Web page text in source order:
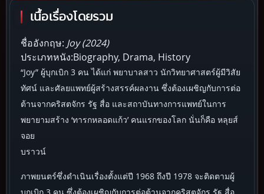
เนื้อเรื่องโดยรวม
ชื่ออังกฤษ: Joy (2024)
ประเภทหนัง:Biography, Drama, History
“Joy” ผู้บุกเบิก 3 คน ได้แก่ พยาบาลสาว นักวิทยาศาสตร์ผู้มีวิสัย
ทัศน์ และศัลยแพทย์ผู้สร้างสรรค์ผลงาน ซึ่งต้องเผชิญกับการต่อ
ต้านจากคริสตจักร รัฐ สื่อ และสถาบันทางการแพทย์ในการ
พยายามสร้าง ‘ทารกหลอดแก้ว’ คนแรกของโลก นั่นก็คือ หลุยส์
จอย
บราวน์
ภาพยนตร์ซึ่งดำเนินเรื่องตั้งแต่ปี 1968 ถึงปี 1978 จะติดตามผู้